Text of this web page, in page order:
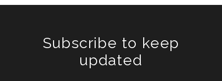
Subscribe to keep
updated